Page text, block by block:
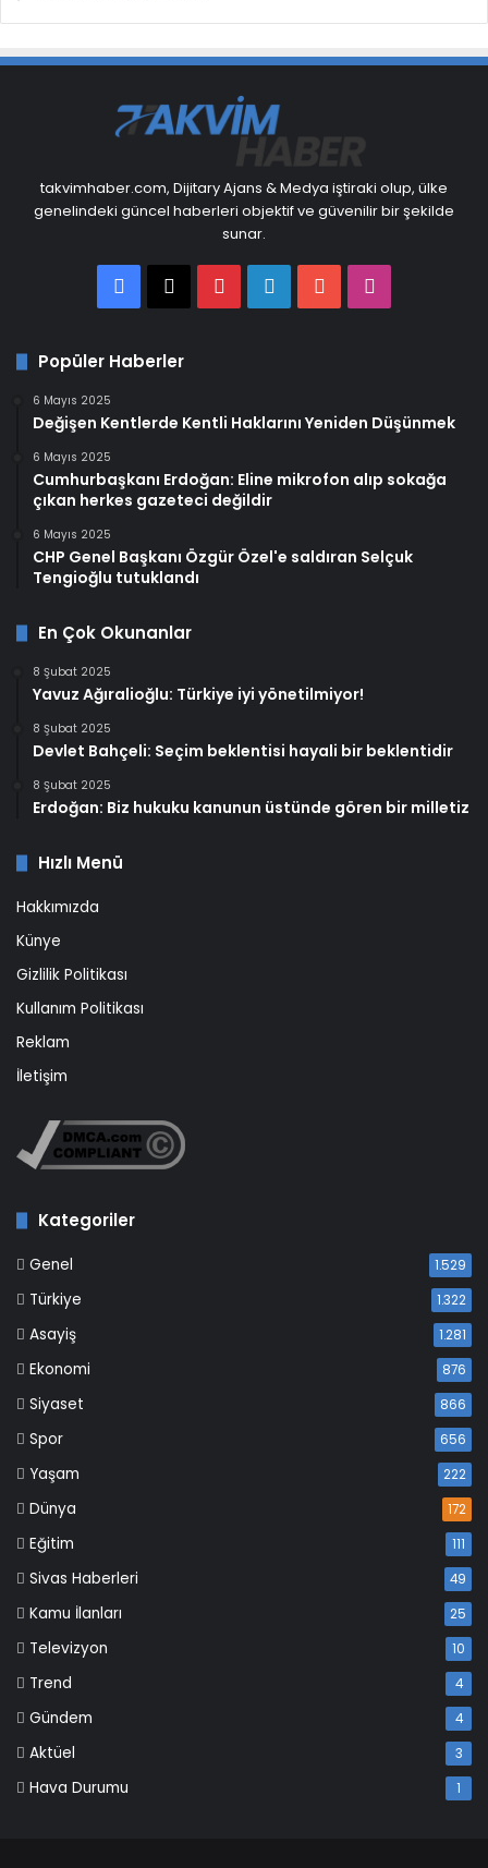
takvimhaber.com, Dijitary Ajans & Medya iştiraki olup, ülke
genelindeki güncel haberleri objektif ve güvenilir bir şekilde
sunar.
Facebook
X PinterestLinkedInYouTube
Popüler Haberler
6 Mayıs 2025
Değişen Kentlerde Kentli Haklarını Yeniden Düşünmek
6 Mayıs 2025
Cumhurbaşkanı Erdoğan: Eline mikrofon alıp sokağa
çıkan herkes gazeteci değildir
6 Mayıs 2025
CHP Genel Başkanı Özgür Özel'e saldıran Selçuk
Tengioğlu tutuklandı
En Çok Okunanlar
8 Şubat 2025
Yavuz Ağıralioğlu: Türkiye iyi yönetilmiyor!
8 Şubat 2025
Devlet Bahçeli: Seçim beklentisi hayali bir beklentidir
8 Şubat 2025
Erdoğan: Biz hukuku kanunun üstünde gören bir milletiz
Hızlı Menü
Hakkımızda
Künye
Gizlilik Politikası
Kullanım Politikası
Reklam
İletişim
Kategoriler
Genel 1.529
Türkiye 1.322
Asayiş 1.281
Ekonomi 876
Siyaset 866
Spor 656
Yaşam 222
Dünya 172
Eğitim 111
Sivas Haberleri 49
Kamu İlanları 25
Televizyon 10
Trend 4
Gündem 4
Aktüel 3
Hava Durumu 1